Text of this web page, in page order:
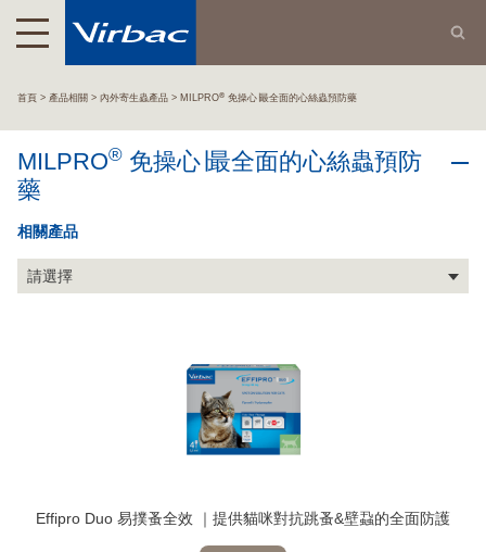
首頁 產品相關 內外寄生蟲產品 MILPRO® 免操心∣最全面的心絲蟲預防藥
MILPRO® 免操心∣最全面的心絲蟲預防
藥
相關產品
請選擇
Effipro Duo 易撲蚤全效 ｜提供貓咪對抗跳蚤&壁蝨的全面防護